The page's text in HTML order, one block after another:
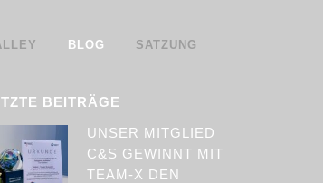
BLOG SATZUNG
BEITRÄGE
UNSER MITGLIED
C&S GEWINNT MIT
TEAM-X DEN